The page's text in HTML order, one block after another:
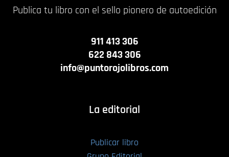
Publica tu libro con el sello pionero de autoedición
911 413 306
622 843 306
info@puntorojolibros.com
La editorial
Publicar libro